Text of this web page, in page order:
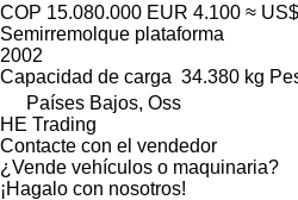
COP 15.080.000 EUR 4.100 ≈
Semirremolque plataforma
2002
Capacidad de carga 34.380 kg
Países Bajos, Oss
HE Trading
Contacte con el vendedor
¿Vende vehículos o maquinaria?
¡Hagalo con nosotros!